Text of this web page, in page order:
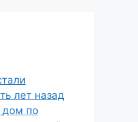
лет назад
дом по